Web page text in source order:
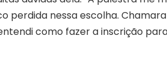
perdida nessa escolha.
como fazer a inscrição